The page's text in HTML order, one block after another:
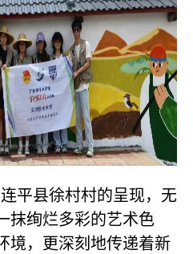
平县徐村村的呈现，无
抹绚烂多彩的艺术色
境，更深刻地传递着新